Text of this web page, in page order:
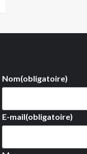
Nom(obligatoire)
E-mail(obligatoire)